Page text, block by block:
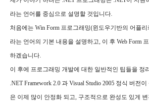
라는 언어를 중심으로 설명할 것입니다.
처음에는 Win Form 프로그래밍(윈도우기반의 어플리
라는 언어의 기본 내용을 설명하고, 이 후 Web Form
하겠습니다.
이 후에 프로그래밍 개발에 대한 일반적인 팁들을 정
.NET Framework 2.0 과 Visual Studio 2005 정식 버전
은 이제 많이 안정화 되고, 구조적으로 완성도 있게